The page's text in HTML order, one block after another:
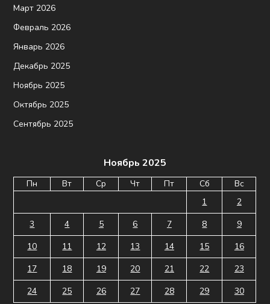
Март 2026
Февраль 2026
Январь 2026
Декабрь 2025
Ноябрь 2025
Октябрь 2025
Сентябрь 2025
Ноябрь 2025
Пн Вт Ср Чт Пт Сб
Вс
1
2
3
4 5 6 7 8
9
10
11 12 13 14 15
16
17
18 19 20 21 22
23
24
25 26 27 28 29
30